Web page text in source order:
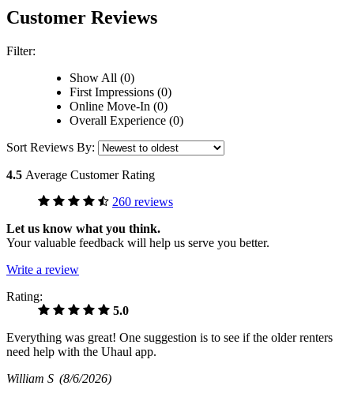
Customer Reviews
Filter:
Show All (0)
First Impressions (0)
Online Move-In (0)
Overall Experience (0)
Sort Reviews By:
4.5 Average Customer Rating
260 reviews
Let us know what you think.
Your valuable feedback will help us serve you better.
Write a review
Rating:
5.0
Everything was great! One suggestion is to see if the older renters
need help with the Uhaul app.
William S (8/6/2026)